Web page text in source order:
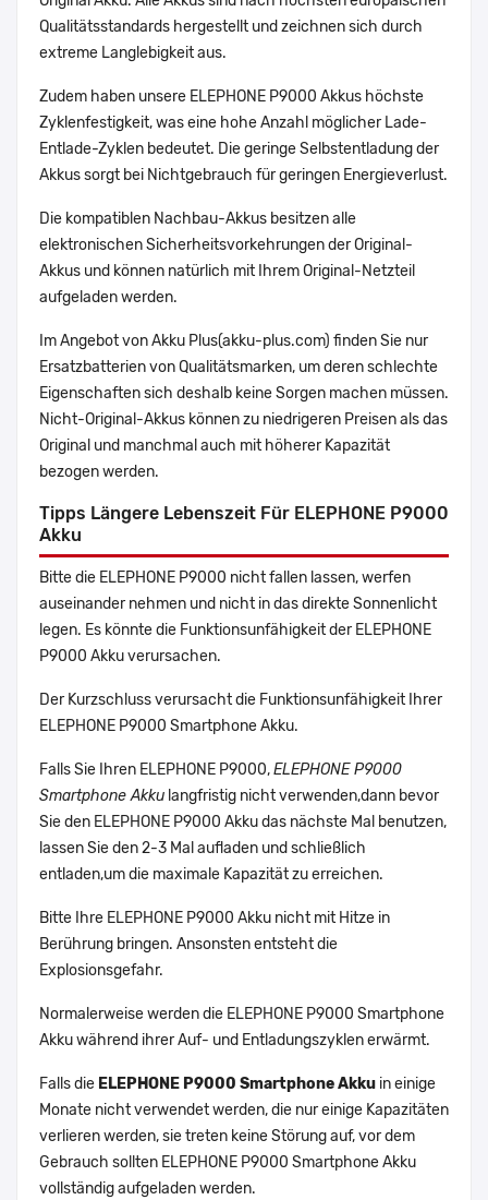
Qualitätsstandards hergestellt und zeichnen sich durch
extreme Langlebigkeit aus.
Zudem haben unsere ELEPHONE P9000 Akkus höchste
Zyklenfestigkeit, was eine hohe Anzahl möglicher Lade-
Entlade-Zyklen bedeutet. Die geringe Selbstentladung der
Akkus sorgt bei Nichtgebrauch für geringen Energieverlust.
Die kompatiblen Nachbau-Akkus besitzen alle
elektronischen Sicherheitsvorkehrungen der Original-
Akkus und können natürlich mit Ihrem Original-Netzteil
aufgeladen werden.
Im Angebot von Akku Plus(akku-plus.com) finden Sie nur
Ersatzbatterien von Qualitätsmarken, um deren schlechte
Eigenschaften sich deshalb keine Sorgen machen müssen.
Nicht-Original-Akkus können zu niedrigeren Preisen als das
Original und manchmal auch mit höherer Kapazität
bezogen werden.
Tipps Längere Lebenszeit Für ELEPHONE P9000
Akku
Bitte die ELEPHONE P9000 nicht fallen lassen, werfen
auseinander nehmen und nicht in das direkte Sonnenlicht
legen. Es könnte die Funktionsunfähigkeit der ELEPHONE
P9000 Akku verursachen.
Der Kurzschluss verursacht die Funktionsunfähigkeit Ihrer
ELEPHONE P9000 Smartphone Akku.
Falls Sie Ihren ELEPHONE P9000,ELEPHONE P9000
Smartphone Akku langfristig nicht verwenden,dann bevor
Sie den ELEPHONE P9000 Akku das nächste Mal benutzen,
lassen Sie den 2-3 Mal aufladen und schließlich
entladen,um die maximale Kapazität zu erreichen.
Bitte Ihre ELEPHONE P9000 Akku nicht mit Hitze in
Berührung bringen. Ansonsten entsteht die
Explosionsgefahr.
Normalerweise werden die ELEPHONE P9000 Smartphone
Akku während ihrer Auf- und Entladungszyklen erwärmt.
Falls die ELEPHONE P9000 Smartphone Akku in einige
Monate nicht verwendet werden, die nur einige Kapazitäten
verlieren werden, sie treten keine Störung auf, vor dem
Gebrauch sollten ELEPHONE P9000 Smartphone Akku
vollständig aufgeladen werden.